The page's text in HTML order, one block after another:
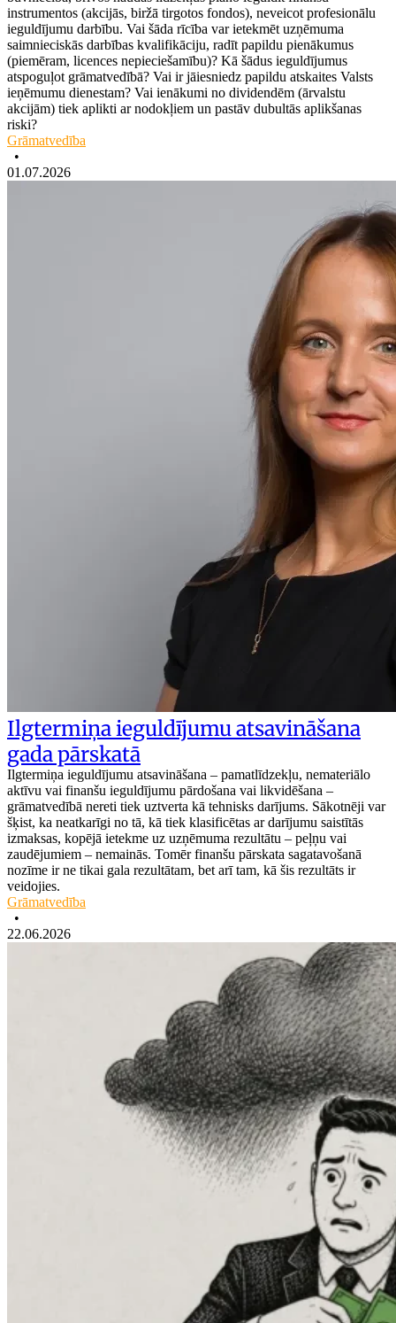
instrumentos (akcijās, biržā tirgotos fondos), neveicot profesionālu
ieguldījumu darbību. Vai šāda rīcība var ietekmēt uzņēmuma
saimnieciskās darbības kvalifikāciju, radīt papildu pienākumus
(piemēram, licences nepieciešamību)? Kā šādus ieguldījumus
atspoguļot grāmatvedībā? Vai ir jāiesniedz papildu atskaites Valsts
ieņēmumu dienestam? Vai ienākumi no dividendēm (ārvalstu
akcijām) tiek aplikti ar nodokļiem un pastāv dubultās aplikšanas
riski?
Grāmatvedība
•
01.07.2026
Ilgtermiņa ieguldījumu atsavināšana
gada pārskatā
Ilgtermiņa ieguldījumu atsavināšana – pamatlīdzekļu, nemateriālo
aktīvu vai finanšu ieguldījumu pārdošana vai likvidēšana –
grāmatvedībā nereti tiek uztverta kā tehnisks darījums. Sākotnēji var
šķist, ka neatkarīgi no tā, kā tiek klasificētas ar darījumu saistītās
izmaksas, kopējā ietekme uz uzņēmuma rezultātu – peļņu vai
zaudējumiem – nemainās. Tomēr finanšu pārskata sagatavošanā
nozīme ir ne tikai gala rezultātam, bet arī tam, kā šis rezultāts ir
veidojies.
Grāmatvedība
•
22.06.2026